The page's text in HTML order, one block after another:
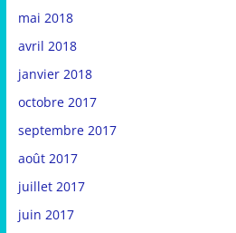
mai 2018
avril 2018
janvier 2018
octobre 2017
septembre 2017
août 2017
juillet 2017
juin 2017